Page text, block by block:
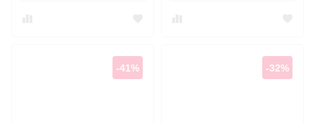
-41% -32%